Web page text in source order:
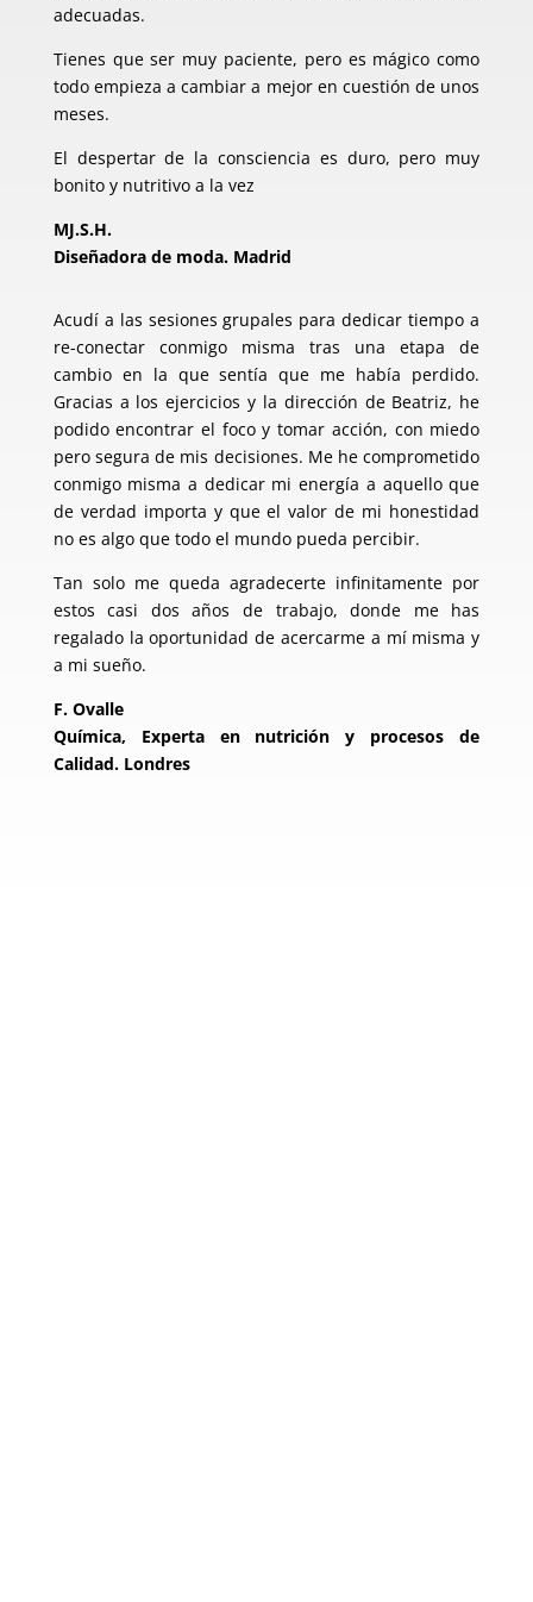
adecuadas.
Tienes que ser muy paciente, pero es mágico como
todo empieza a cambiar a mejor en cuestión de unos
meses.
El despertar de la consciencia es duro, pero muy
bonito y nutritivo a la vez
MJ.S.H.
Diseñadora de moda. Madrid
Acudí a las sesiones grupales para dedicar tiempo a
re-conectar conmigo misma tras una etapa de
cambio en la que sentía que me había perdido.
Gracias a los ejercicios y la dirección de Beatriz, he
podido encontrar el foco y tomar acción, con miedo
pero segura de mis decisiones. Me he comprometido
conmigo misma a dedicar mi energía a aquello que
de verdad importa y que el valor de mi honestidad
no es algo que todo el mundo pueda percibir.
Tan solo me queda agradecerte infinitamente por
estos casi dos años de trabajo, donde me has
regalado la oportunidad de acercarme a mí misma y
a mi sueño.
F. Ovalle
Química, Experta en nutrición y procesos de
Calidad. Londres